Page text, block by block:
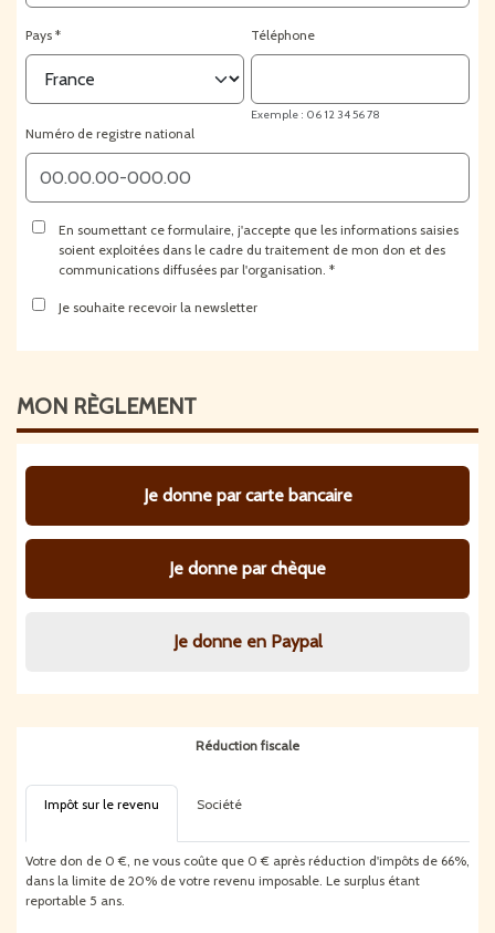
Pays Téléphone
Exemple : 06 12 34 56 78
Numéro de registre national
En soumettant ce formulaire, j'accepte que les informations saisies
soient exploitées dans le cadre du traitement de mon don et des
communications diffusées par l'organisation.
Je souhaite recevoir la newsletter
MON RÈGLEMENT
Je donne par carte bancaire
Je donne par chèque
Je donne en Paypal
Réduction fiscale
Impôt sur le revenu Société
Votre don de 0 € , ne vous coûte que 0 € après réduction d'impôts de 66%,
dans la limite de 20% de votre revenu imposable. Le surplus étant
reportable 5 ans.